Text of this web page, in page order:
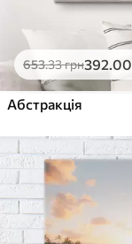
653.33грн392.00
Абстракція